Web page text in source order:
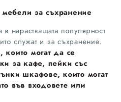
за съхранение
нарастващата популярност
служат и за съхранение.
могат да се
за кафе, пейки със
шкафове, които могат
във входовете или